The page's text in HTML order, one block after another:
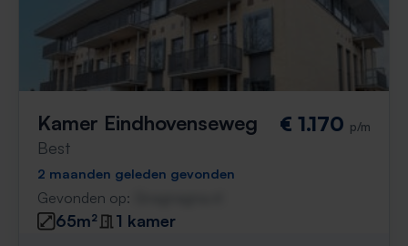
Kamer Eindhovenseweg
Best
€ 1.170 p/m
2 maanden geleden gevonden
Gevonden op:
65m²
1 kamer